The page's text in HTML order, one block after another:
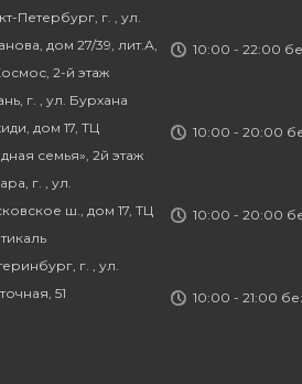
Петербург, г. , ул.
дом 27/39, лит.А,
2-й этаж
г. , ул. Бурхана
дом 17, ТЦ
семья», 2й этаж
г. , ул.
ш., дом 17, ТЦ
г. , ул.
51
10:00 - 22:00
10:00 - 20:00
10:00 - 20:00
10:00 - 21:00